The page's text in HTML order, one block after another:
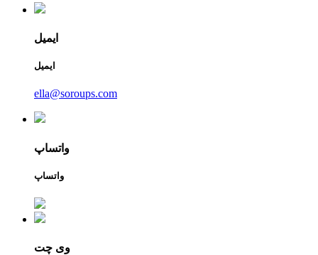
ایمیل
ایمیل
ella@soroups.com
واتساپ
واتساپ
وی چت